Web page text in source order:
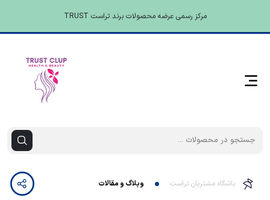
مرکز رسمی عرضه محصولات برند تراست TRUST
باشگاه مشتریان تراست وبلاگ و مقالات